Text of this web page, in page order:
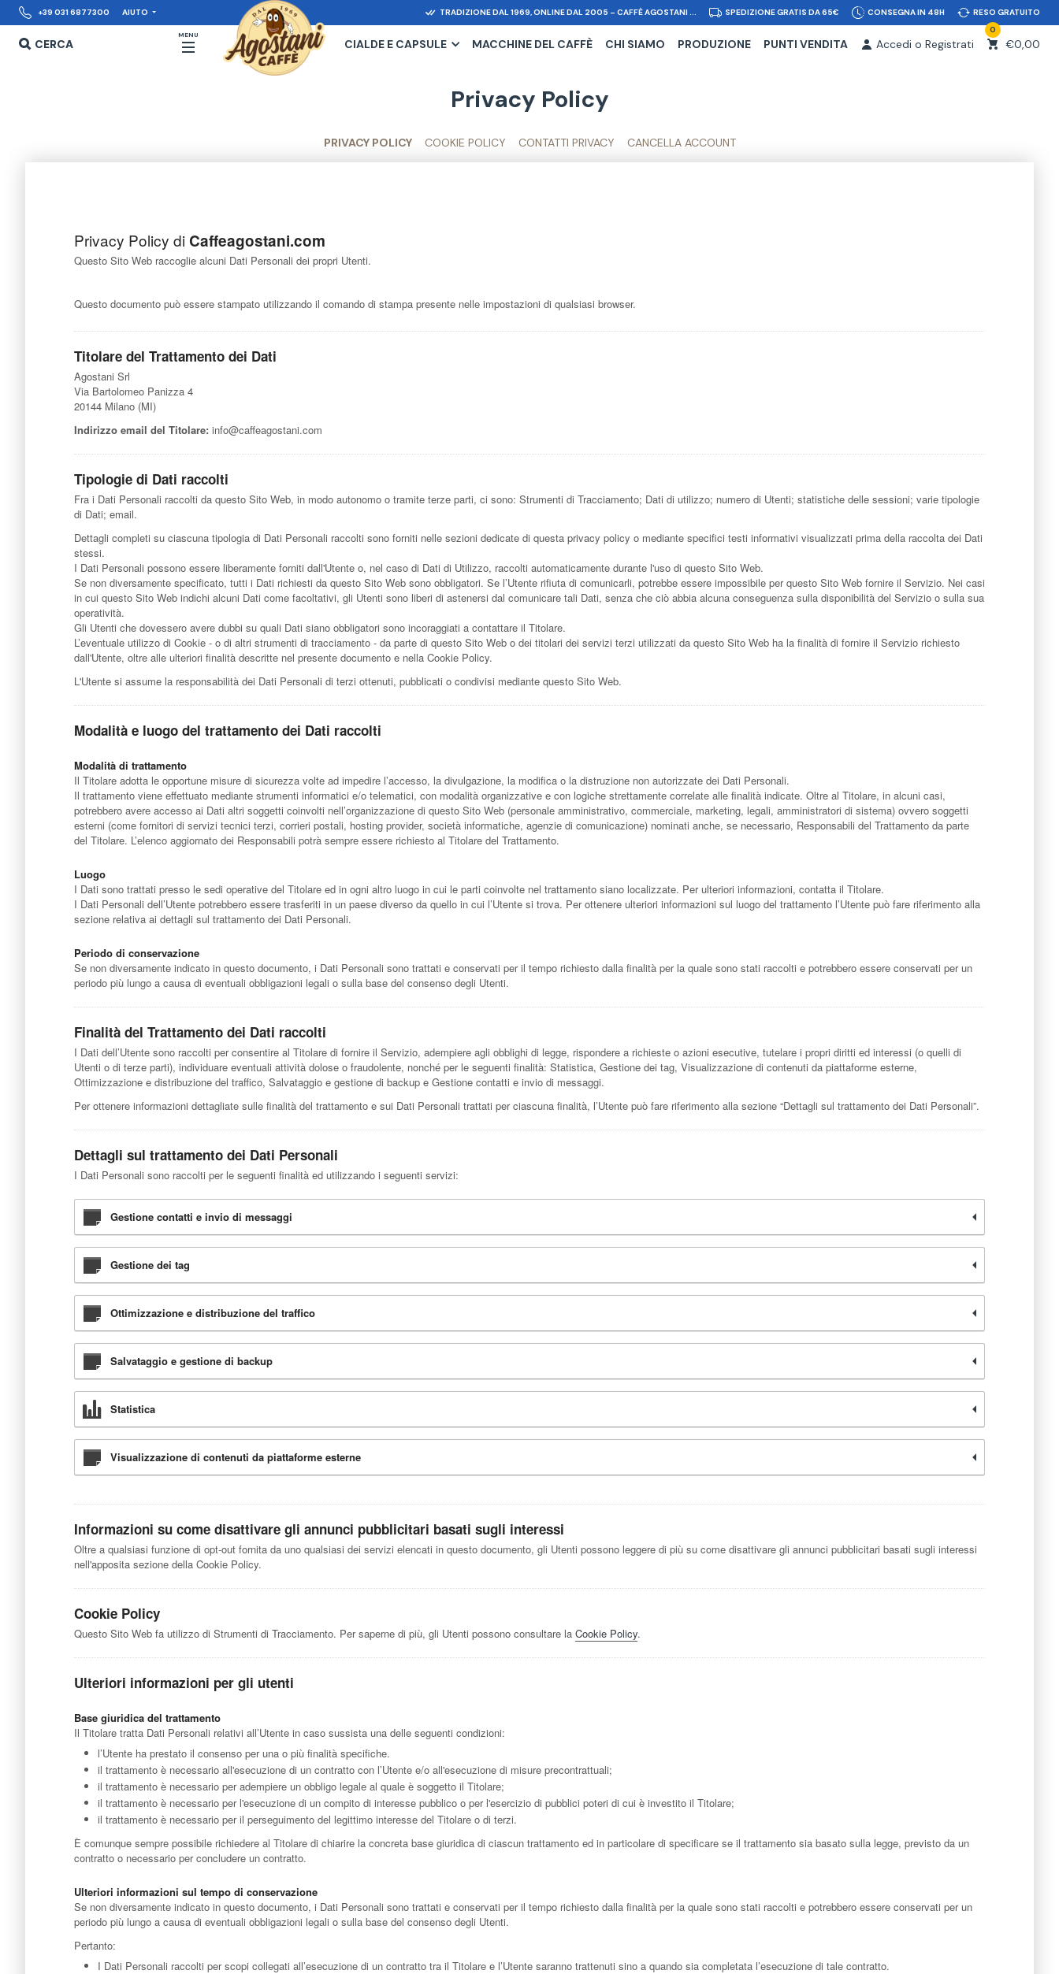
+39 031 6877300 AIUTO TRADIZIONE DAL 1969, ONLINE DAL 2005 – CAFFÈ AGOSTANI ... SPEDIZIONE GRATIS DA 65€ CONSEGNA IN 48H RESO GRATUITO
CERCA
MENU
CIALDE E CAPSULE MACCHINE DEL CAFFÈ CHI SIAMO PRODUZIONE PUNTI VENDITA Accedi o Registrati
0
€0,00
Privacy Policy
PRIVACY POLICY COOKIE POLICY CONTATTI PRIVACY CANCELLA ACCOUNT
Privacy Policy di Caffeagostani.com
Questo Sito Web raccoglie alcuni Dati Personali dei propri Utenti.
Questo documento può essere stampato utilizzando il comando di stampa presente nelle impostazioni di qualsiasi browser.
Titolare del Trattamento dei Dati
Agostani Srl
Via Bartolomeo Panizza 4
20144 Milano (MI)
Indirizzo email del Titolare: info@caffeagostani.com
Tipologie di Dati raccolti
Fra i Dati Personali raccolti da questo Sito Web, in modo autonomo o tramite terze parti, ci sono: Strumenti di Tracciamento; Dati di utilizzo; numero di Utenti; statistiche delle sessioni; varie tipologie
di Dati; email.
Dettagli completi su ciascuna tipologia di Dati Personali raccolti sono forniti nelle sezioni dedicate di questa privacy policy o mediante specifici testi informativi visualizzati prima della raccolta dei Dati
stessi.
I Dati Personali possono essere liberamente forniti dall'Utente o, nel caso di Dati di Utilizzo, raccolti automaticamente durante l'uso di questo Sito Web.
Se non diversamente specificato, tutti i Dati richiesti da questo Sito Web sono obbligatori. Se l’Utente rifiuta di comunicarli, potrebbe essere impossibile per questo Sito Web fornire il Servizio. Nei casi
in cui questo Sito Web indichi alcuni Dati come facoltativi, gli Utenti sono liberi di astenersi dal comunicare tali Dati, senza che ciò abbia alcuna conseguenza sulla disponibilità del Servizio o sulla sua
operatività.
Gli Utenti che dovessero avere dubbi su quali Dati siano obbligatori sono incoraggiati a contattare il Titolare.
L’eventuale utilizzo di Cookie - o di altri strumenti di tracciamento - da parte di questo Sito Web o dei titolari dei servizi terzi utilizzati da questo Sito Web ha la finalità di fornire il Servizio richiesto
dall'Utente, oltre alle ulteriori finalità descritte nel presente documento e nella Cookie Policy.
L'Utente si assume la responsabilità dei Dati Personali di terzi ottenuti, pubblicati o condivisi mediante questo Sito Web.
Modalità e luogo del trattamento dei Dati raccolti
Modalità di trattamento
Il Titolare adotta le opportune misure di sicurezza volte ad impedire l’accesso, la divulgazione, la modifica o la distruzione non autorizzate dei Dati Personali.
Il trattamento viene effettuato mediante strumenti informatici e/o telematici, con modalità organizzative e con logiche strettamente correlate alle finalità indicate. Oltre al Titolare, in alcuni casi,
potrebbero avere accesso ai Dati altri soggetti coinvolti nell’organizzazione di questo Sito Web (personale amministrativo, commerciale, marketing, legali, amministratori di sistema) ovvero soggetti
esterni (come fornitori di servizi tecnici terzi, corrieri postali, hosting provider, società informatiche, agenzie di comunicazione) nominati anche, se necessario, Responsabili del Trattamento da parte
del Titolare. L’elenco aggiornato dei Responsabili potrà sempre essere richiesto al Titolare del Trattamento.
Luogo
I Dati sono trattati presso le sedi operative del Titolare ed in ogni altro luogo in cui le parti coinvolte nel trattamento siano localizzate. Per ulteriori informazioni, contatta il Titolare.
I Dati Personali dell’Utente potrebbero essere trasferiti in un paese diverso da quello in cui l’Utente si trova. Per ottenere ulteriori informazioni sul luogo del trattamento l’Utente può fare riferimento alla
sezione relativa ai dettagli sul trattamento dei Dati Personali.
Periodo di conservazione
Se non diversamente indicato in questo documento, i Dati Personali sono trattati e conservati per il tempo richiesto dalla finalità per la quale sono stati raccolti e potrebbero essere conservati per un
periodo più lungo a causa di eventuali obbligazioni legali o sulla base del consenso degli Utenti.
Finalità del Trattamento dei Dati raccolti
I Dati dell’Utente sono raccolti per consentire al Titolare di fornire il Servizio, adempiere agli obblighi di legge, rispondere a richieste o azioni esecutive, tutelare i propri diritti ed interessi (o quelli di
Utenti o di terze parti), individuare eventuali attività dolose o fraudolente, nonché per le seguenti finalità: Statistica, Gestione dei tag, Visualizzazione di contenuti da piattaforme esterne,
Ottimizzazione e distribuzione del traffico, Salvataggio e gestione di backup e Gestione contatti e invio di messaggi.
Per ottenere informazioni dettagliate sulle finalità del trattamento e sui Dati Personali trattati per ciascuna finalità, l’Utente può fare riferimento alla sezione “Dettagli sul trattamento dei Dati Personali”.
Dettagli sul trattamento dei Dati Personali
I Dati Personali sono raccolti per le seguenti finalità ed utilizzando i seguenti servizi:
Gestione contatti e invio di messaggi
Gestione dei tag
Ottimizzazione e distribuzione del traffico
Salvataggio e gestione di backup
Statistica
Visualizzazione di contenuti da piattaforme esterne
Informazioni su come disattivare gli annunci pubblicitari basati sugli interessi
Oltre a qualsiasi funzione di opt-out fornita da uno qualsiasi dei servizi elencati in questo documento, gli Utenti possono leggere di più su come disattivare gli annunci pubblicitari basati sugli interessi
nell'apposita sezione della Cookie Policy.
Cookie Policy
Questo Sito Web fa utilizzo di Strumenti di Tracciamento. Per saperne di più, gli Utenti possono consultare la Cookie Policy.
Ulteriori informazioni per gli utenti
Base giuridica del trattamento
Il Titolare tratta Dati Personali relativi all’Utente in caso sussista una delle seguenti condizioni:
l’Utente ha prestato il consenso per una o più finalità specifiche.
il trattamento è necessario all'esecuzione di un contratto con l’Utente e/o all'esecuzione di misure precontrattuali;
il trattamento è necessario per adempiere un obbligo legale al quale è soggetto il Titolare;
il trattamento è necessario per l'esecuzione di un compito di interesse pubblico o per l'esercizio di pubblici poteri di cui è investito il Titolare;
il trattamento è necessario per il perseguimento del legittimo interesse del Titolare o di terzi.
È comunque sempre possibile richiedere al Titolare di chiarire la concreta base giuridica di ciascun trattamento ed in particolare di specificare se il trattamento sia basato sulla legge, previsto da un
contratto o necessario per concludere un contratto.
Ulteriori informazioni sul tempo di conservazione
Se non diversamente indicato in questo documento, i Dati Personali sono trattati e conservati per il tempo richiesto dalla finalità per la quale sono stati raccolti e potrebbero essere conservati per un
periodo più lungo a causa di eventuali obbligazioni legali o sulla base del consenso degli Utenti.
Pertanto:
I Dati Personali raccolti per scopi collegati all’esecuzione di un contratto tra il Titolare e l’Utente saranno trattenuti sino a quando sia completata l’esecuzione di tale contratto.